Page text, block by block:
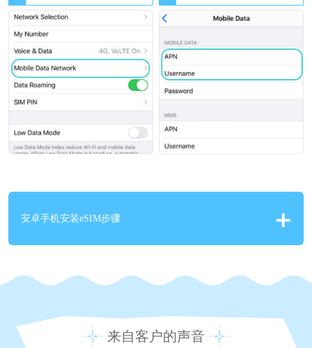
安卓手机安装eSIM步骤
来自客户的声音